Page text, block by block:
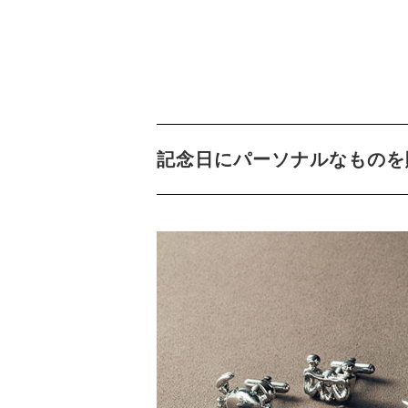
記念日にパーソナルなもの